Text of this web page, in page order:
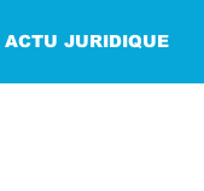
ACTU JURIDIQUE